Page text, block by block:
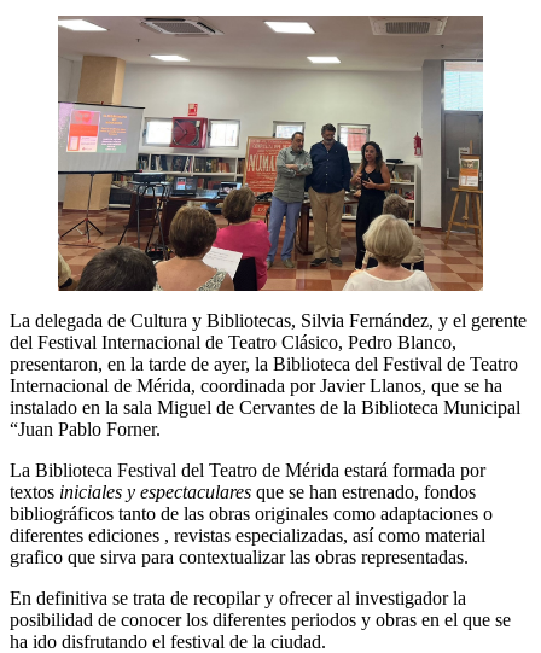
La delegada de Cultura y Bibliotecas, Silvia Fernández, y el gerente
del Festival Internacional de Teatro Clásico, Pedro Blanco,
presentaron, en la tarde de ayer, la Biblioteca del Festival de Teatro
Internacional de Mérida, coordinada por Javier Llanos, que se ha
instalado en la sala Miguel de Cervantes de la Biblioteca Municipal
“Juan Pablo Forner.
La Biblioteca Festival del Teatro de Mérida estará formada por
textos iniciales y espectaculares que se han estrenado, fondos
bibliográficos tanto de las obras originales como adaptaciones o
diferentes ediciones , revistas especializadas, así como material
grafico que sirva para contextualizar las obras representadas.
En definitiva se trata de recopilar y ofrecer al investigador la
posibilidad de conocer los diferentes periodos y obras en el que se
ha ido disfrutando el festival de la ciudad.